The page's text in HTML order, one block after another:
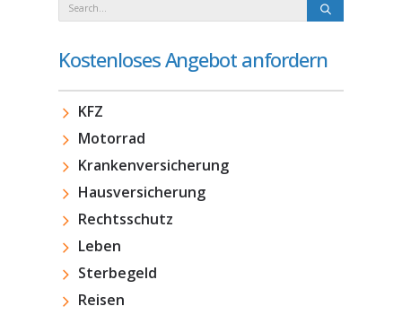
Kostenloses Angebot anfordern
KFZ
Motorrad
Krankenversicherung
Hausversicherung
Rechtsschutz
Leben
Sterbegeld
Reisen